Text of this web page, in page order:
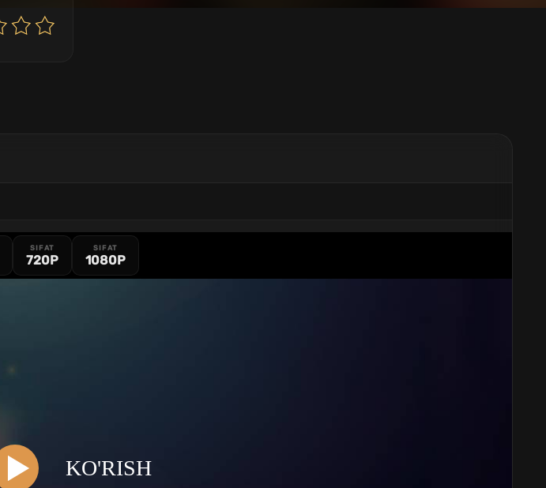
SIFAT
720P
SIFAT
1080P